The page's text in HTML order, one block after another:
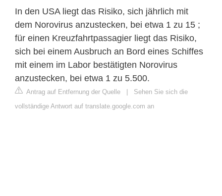
In den USA liegt das Risiko, sich jährlich mit
dem Norovirus anzustecken, bei etwa 1 zu 15 ;
für einen Kreuzfahrtpassagier liegt das Risiko,
sich bei einem Ausbruch an Bord eines Schiffes
mit einem im Labor bestätigten Norovirus
anzustecken, bei etwa 1 zu 5.500.
Antrag auf Entfernung der Quelle | Sehen Sie sich die
vollständige Antwort auf translate.google.com an